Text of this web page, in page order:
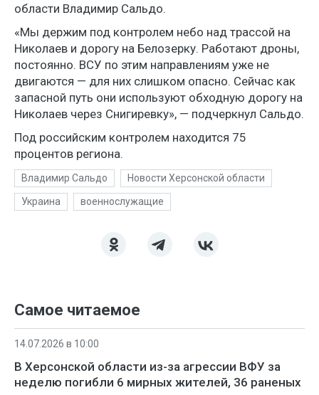
области Владимир Сальдо.
«Мы держим под контролем небо над трассой на
Николаев и дорогу на Белозерку. Работают дроны,
постоянно. ВСУ по этим направлениям уже не
двигаются — для них слишком опасно. Сейчас как
запасной путь они используют обходную дорогу на
Николаев через Снигиревку», — подчеркнул Сальдо.
Под российским контролем находится 75
процентов региона.
Владимир Сальдо Новости Херсонской области
Украина военнослужащие
Самое читаемое
14.07.2026 в 10:00
В Херсонской области из-за агрессии ВФУ за
неделю погибли 6 мирных жителей, 36 раненых